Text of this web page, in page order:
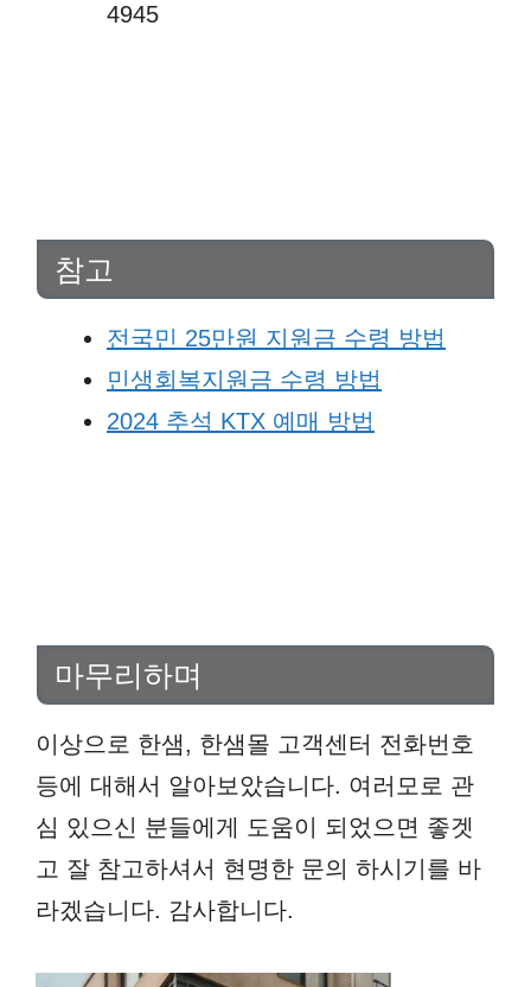
4945
참고
전국민 25만원 지원금 수령 방법
민생회복지원금 수령 방법
2024 추석 KTX 예매 방법
마무리하며
이상으로 한샘, 한샘몰 고객센터 전화번호
등에 대해서 알아보았습니다. 여러모로 관
심 있으신 분들에게 도움이 되었으면 좋겟
고 잘 참고하셔서 현명한 문의 하시기를 바
라겠습니다. 감사합니다.